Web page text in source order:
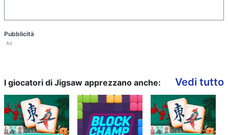
Pubblicità
Ad
I giocatori di Jigsaw apprezzano anche: Vedi tutto